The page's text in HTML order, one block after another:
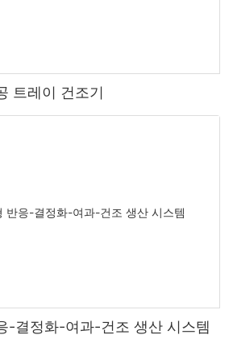
트레이 건조기
-결정화-여과-건조 생산 시스템